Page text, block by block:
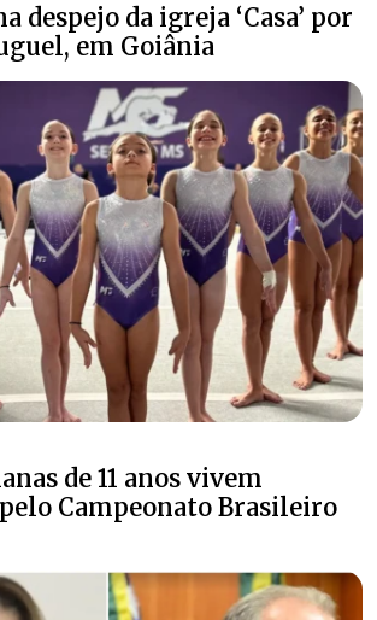
despejo da igreja ‘Casa’ por
em Goiânia
de 11 anos vivem
Campeonato Brasileiro